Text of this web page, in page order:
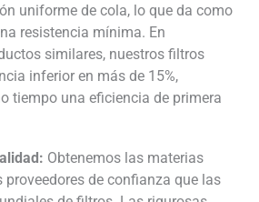
uniforme de cola, lo que da como
resistencia mínima. En
similares, nuestros filtros
inferior en más de 15%,
tiempo una eficiencia de primera
Obtenemos las materias
de confianza que las